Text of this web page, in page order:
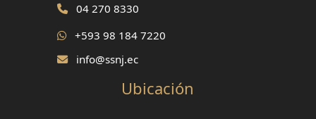
04 270 8330
+593 98 184 7220
info@ssnj.ec
Ubicación